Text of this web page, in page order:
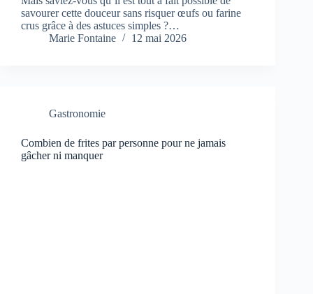
savourer cette douceur sans risquer œufs ou farine
crus grâce à des astuces simples ?…
Marie Fontaine
12 mai 2026
Gastronomie
Combien de frites par personne pour ne jamais
gâcher ni manquer